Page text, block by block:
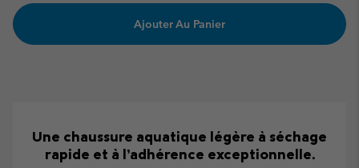
Ajouter Au Panier
Une chaussure aquatique légère à séchage
rapide et à l’adhérence exceptionnelle.